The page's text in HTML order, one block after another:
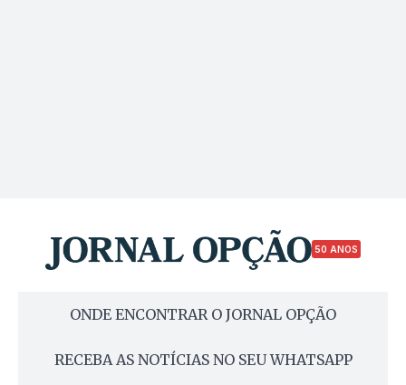
50 ANOS
ONDE ENCONTRAR O JORNAL OPÇÃO
RECEBA AS NOTÍCIAS NO SEU WHATSAPP